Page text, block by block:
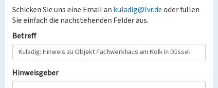
Schicken Sie uns eine Email an kuladig@lvr.deoder füllen
Sie einfach die nachstehenden Felder aus.
Betreff
Hinweisgeber